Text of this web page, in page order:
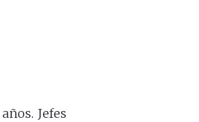
Jefes